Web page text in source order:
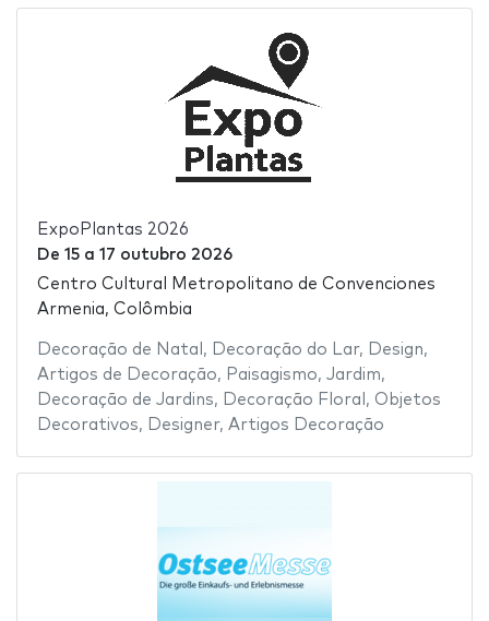
ExpoPlantas 2026
De 15a 17 outubro 2026
Centro Cultural Metropolitano de Convenciones
Armenia, Colômbia
Decoração de Natal , Decoração do Lar, Design,
Artigos de Decoração, Paisagismo, Jardim,
Decoração de Jardins, Decoração Floral , Objetos
Decorativos, Designer, Artigos Decoração